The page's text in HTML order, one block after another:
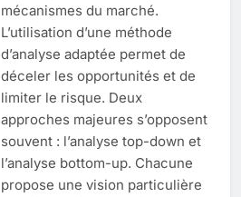
mécanismes du marché.
L’utilisation d’une méthode
d’analyse adaptée permet de
déceler les opportunités et de
limiter le risque. Deux
approches majeures s’opposent
souvent : l’analyse top-down et
l’analyse bottom-up. Chacune
propose une vision particulière